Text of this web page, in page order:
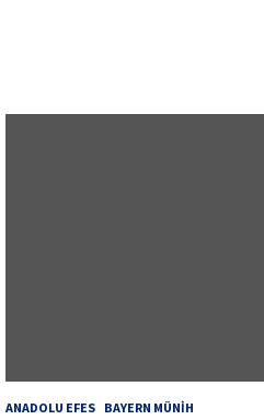
ANADOLU EFES BAYERN MÜNIH